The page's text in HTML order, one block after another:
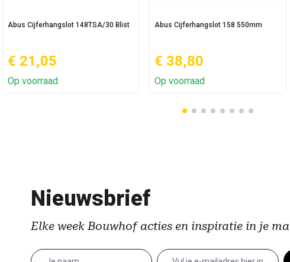
Abus Cijferhangslot 148TSA/30 Blist
€ 21,05
Op voorraad
Abus Cijferhangslot 158 550mm
€ 38,80
Op voorraad
Nieuwsbrief
Elke week Bouwhof acties en inspiratie in je